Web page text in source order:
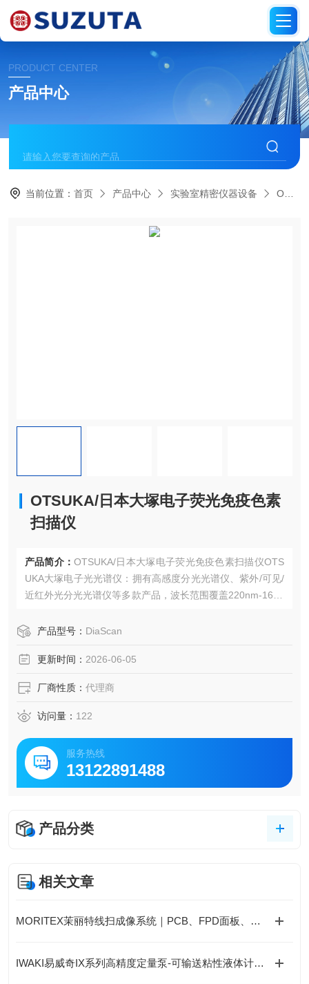
PRODUCT CENTER
产品中心
当前位置：首页 产品中心 实验室精密仪器设备 OTSUKA大塚电子
OTSUKA/日本大塚电子荧光免疫色素
扫描仪
产品简介： OTSUKA/日本大塚电子荧光免疫色素扫描仪OTS
UKA大塚电子光光谱仪‌：拥有高感度分光光谱仪、紫外/可见/
近红外光分光光谱仪等多款产品，波长范围覆盖220nm-1600
仪、椭圆偏光膜厚量测仪等，支持非接触、非破坏式测量，
体、FPD、光学材料等领域的检测。
产品型号： DiaScan
更新时间： 2026-06-05
厂商性质： 代理商
访问量： 122
服务热线
13122891488
产品分类
相关文章
MORITEX茉丽特线扫成像系统｜PCB、FPD面板、光学玻璃高精度工业检测应用
IWAKI易威奇IX系列高精度定量泵-可输送粘性液体计量泵